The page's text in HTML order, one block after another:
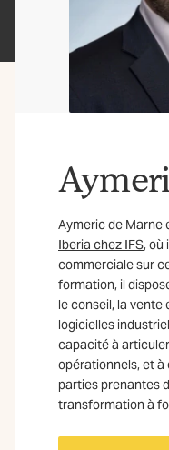
Aymeric de Marne
Iberia chez IFS, où
commerciale sur
formation, il
le conseil, la vente
logicielles
capacité à
opérationnels, et à
parties prenantes
transformation à